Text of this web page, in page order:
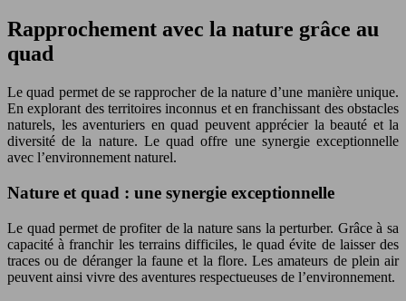
Rapprochement avec la nature grâce au
quad
Le quad permet de se rapprocher de la nature d’une manière unique.
En explorant des territoires inconnus et en franchissant des obstacles
naturels, les aventuriers en quad peuvent apprécier la beauté et la
diversité de la nature. Le quad offre une synergie exceptionnelle
avec l’environnement naturel.
Nature et quad : une synergie exceptionnelle
Le quad permet de profiter de la nature sans la perturber. Grâce à sa
capacité à franchir les terrains difficiles, le quad évite de laisser des
traces ou de déranger la faune et la flore. Les amateurs de plein air
peuvent ainsi vivre des aventures respectueuses de l’environnement.